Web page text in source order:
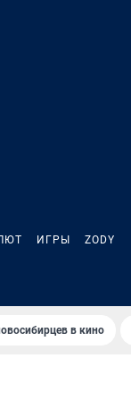
ИГРЫ ZODY
в кино